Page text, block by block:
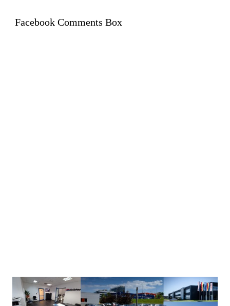
Facebook Comments Box